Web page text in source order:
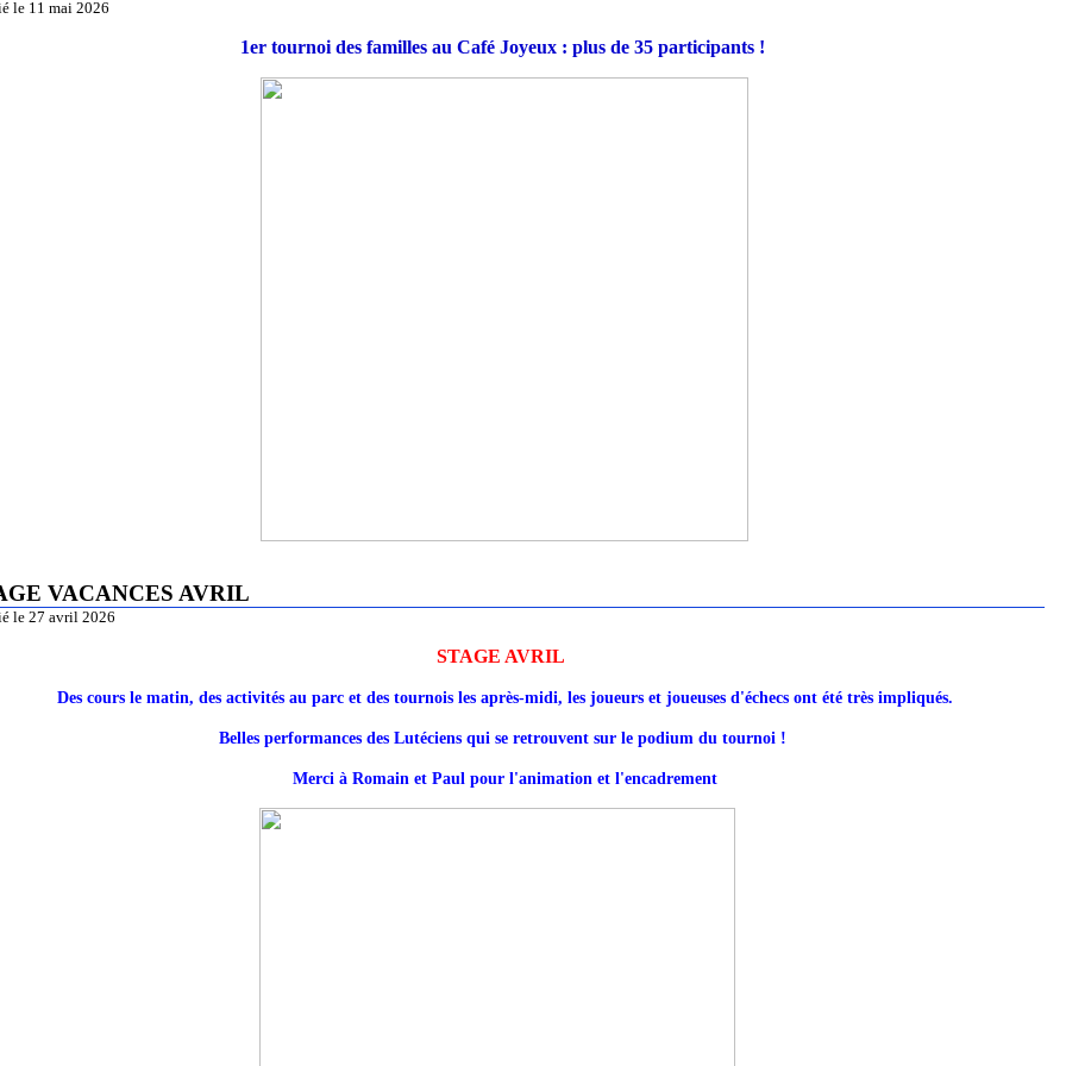
le 11 mai 2026
1er tournoi des familles au Café Joyeux : plus de 35 participants !
VACANCES AVRIL
le 27 avril 2026
STAGE AVRIL
Des cours le matin, des activités au parc et des tournois les après-midi, les joueurs et joueuses d'échecs ont été très impliqués.
Belles performances des Lutéciens qui se retrouvent sur le podium du tournoi !
Merci à Romain et Paul pour l'animation et l'encadrement